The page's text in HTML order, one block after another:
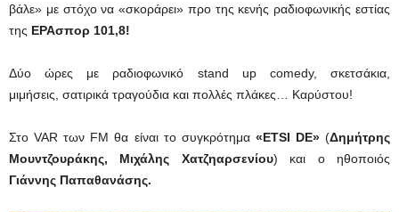
βάλε» με στόχο να «σκοράρει» προ της κενής ραδιοφωνικής εστίας
της ΕΡΑσπορ 101,8!
Δύο ώρες με ραδιοφωνικό stand up comedy, σκετσάκια,
μιμήσεις, σατιρικά τραγούδια και πολλές πλάκες… Καρύστου!
Στο VAR των FM θα είναι το συγκρότημα «ETSI DE»(Δημήτρης
Μουντζουράκης,
Μιχάλης Χατζηαρσενίου) και ο ηθοποιός
Γιάννης Παπαθανάσης.